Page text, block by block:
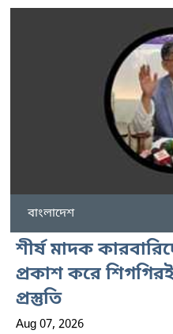
বাংলাদেশ
শীর্ষ মাদক
প্রকাশ করে
প্রস্তুতি
Aug 07, 2026